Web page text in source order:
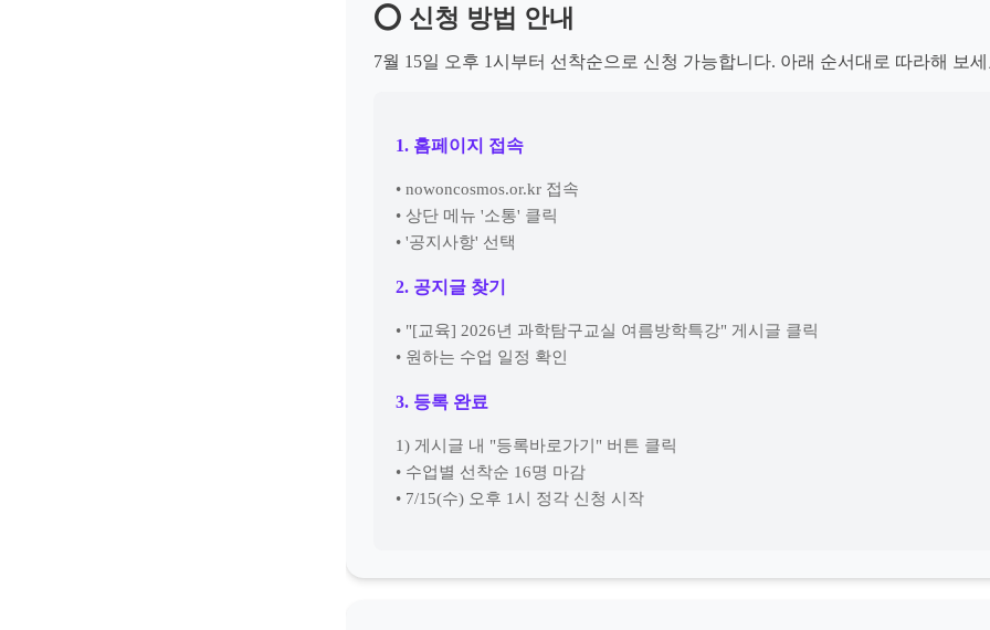
⭕ 신청 방법 안내
7월 15일 오후 1시부터 선착순으로 신청 가능합니다. 아래 순서대로 따라해 보
1. 홈페이지 접속
• nowoncosmos.or.kr 접속
• 상단 메뉴 '소통' 클릭
• '공지사항' 선택
2. 공지글 찾기
• "[교육] 2026년 과학탐구교실 여름방학특강" 게시글 클릭
• 원하는 수업 일정 확인
3. 등록 완료
1) 게시글 내 "등록바로가기" 버튼 클릭
• 수업별 선착순 16명 마감
• 7/15(수) 오후 1시 정각 신청 시작